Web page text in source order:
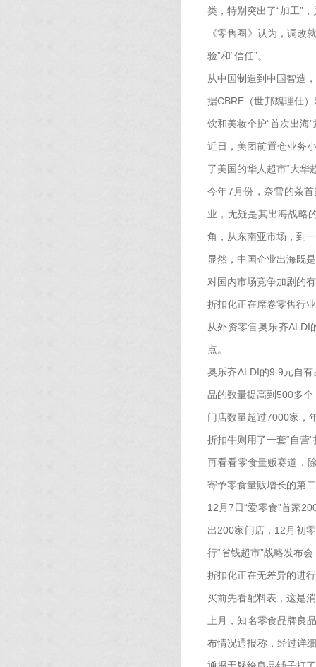
类，特别突出了“加工”
《零售圈》认为，调改
验”和“信任”。
从中国制造到中国智造
据CBRE（世邦魏理仕
饮和美妆个护“首次出海
近日，美团前置仓业务
了美国的华人超市“大华
今年7月份，奈雪的茶
业，无疑是其出海战略
角，从东南亚市场，到
显然，中国企业出海既
对国内市场竞争加剧的
折扣化正在席卷零售行
从外资零售奥乐齐ALDI
点。
奥乐齐ALDI的9.9元自
品的数量提高到500多
门店数量超过7000家，
折扣牛则用了一套“自营
再看看零食量贩赛道，
寄予零食量贩增长的第
12月7日“爱零食”首家
出200家门店，12月初
行“省钱超市”战略发布
折扣化正在无差异的进
买前先看配料表，这是
上月，知名零食品牌良
布情况通报称，经过详